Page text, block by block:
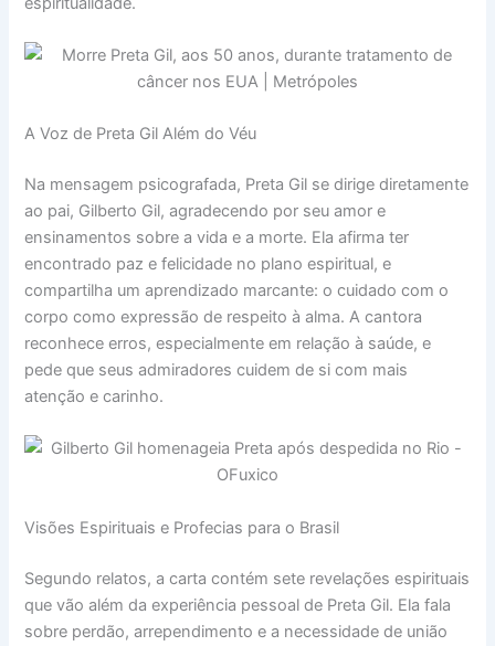
A Voz de Preta Gil Além do Véu
Na mensagem psicografada, Preta Gil se dirige diretamente
ao pai, Gilberto Gil, agradecendo por seu amor e
ensinamentos sobre a vida e a morte. Ela afirma ter
encontrado paz e felicidade no plano espiritual, e
compartilha um aprendizado marcante: o cuidado com o
corpo como expressão de respeito à alma. A cantora
reconhece erros, especialmente em relação à saúde, e
pede que seus admiradores cuidem de si com mais
atenção e carinho.
Visões Espirituais e Profecias para o Brasil
Segundo relatos, a carta contém sete revelações espirituais
que vão além da experiência pessoal de Preta Gil. Ela fala
sobre perdão, arrependimento e a necessidade de união